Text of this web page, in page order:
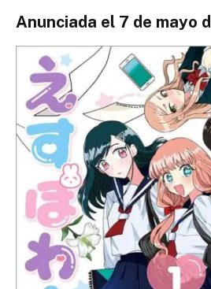
Anunciada el 7 de mayo